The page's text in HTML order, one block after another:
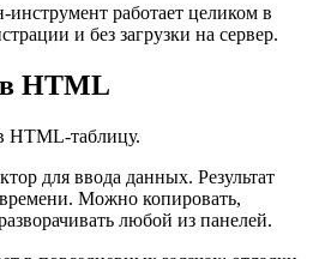
работает целиком в
и без загрузки на сервер.
HTML
HTML‑таблицу.
для ввода данных. Результат
Можно копировать,
любой из панелей.